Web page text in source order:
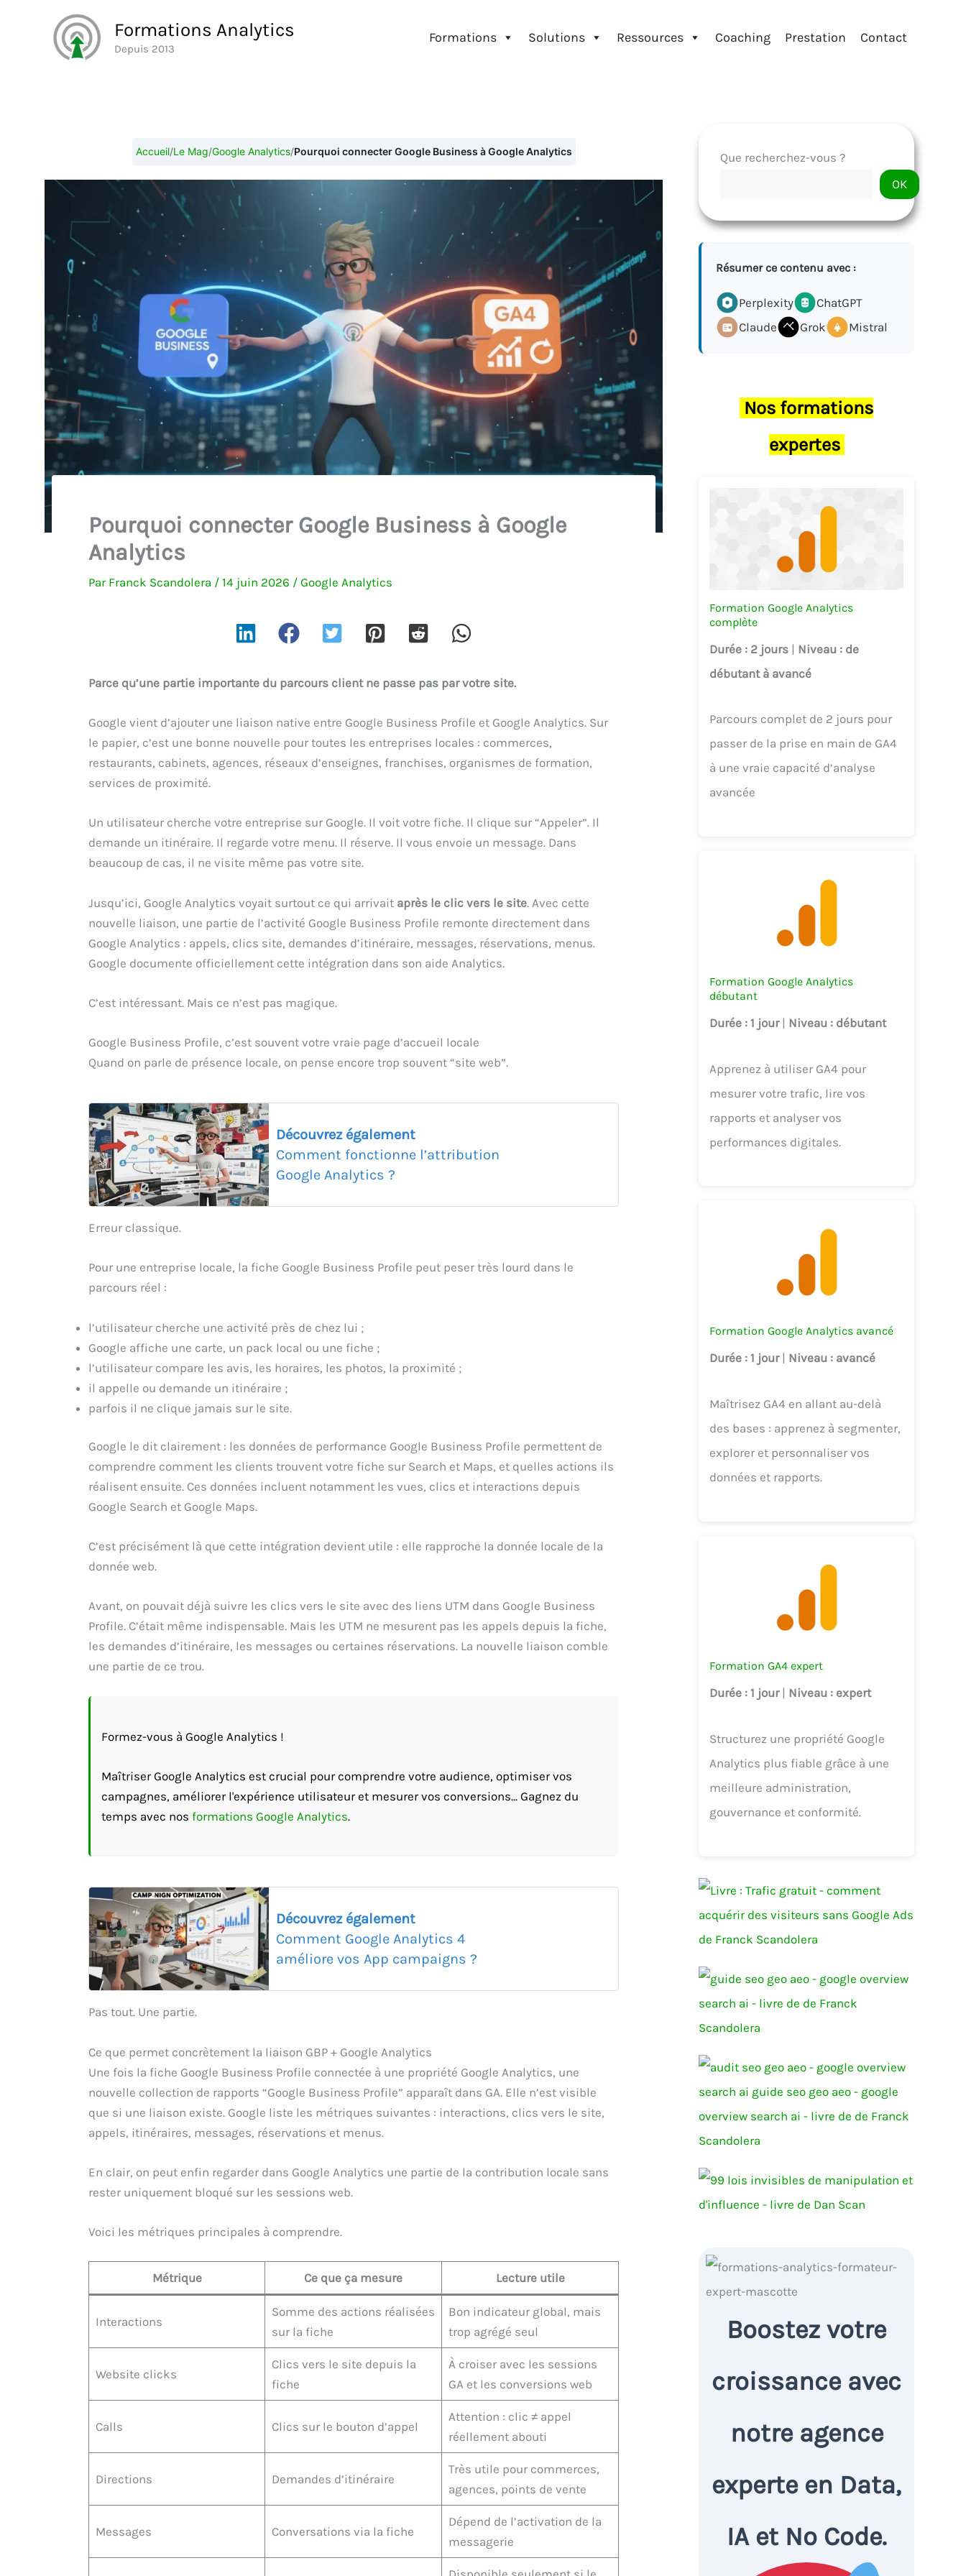
Formations Analytics
Depuis 2013
Formations Solutions Ressources Coaching Prestation Contact
Accueil/Le Mag/Google Analytics/Pourquoi connecter Google Business à Google Analytics
Pourquoi connecter Google Business à Google
Analytics
Par Franck Scandolera / 14 juin 2026 / Google Analytics
Parce qu’une partie importante du parcours client ne passe pas par votre site.
Google vient d’ajouter une liaison native entre Google Business Profile et Google Analytics. Sur
le papier, c’est une bonne nouvelle pour toutes les entreprises locales : commerces,
restaurants, cabinets, agences, réseaux d’enseignes, franchises, organismes de formation,
services de proximité.
Un utilisateur cherche votre entreprise sur Google. Il voit votre fiche. Il clique sur “Appeler”. Il
demande un itinéraire. Il regarde votre menu. Il réserve. Il vous envoie un message. Dans
beaucoup de cas, il ne visite même pas votre site.
Jusqu’ici, Google Analytics voyait surtout ce qui arrivait après le clic vers le site. Avec cette
nouvelle liaison, une partie de l’activité Google Business Profile remonte directement dans
Google Analytics : appels, clics site, demandes d’itinéraire, messages, réservations, menus.
Google documente officiellement cette intégration dans son aide Analytics.
C’est intéressant. Mais ce n’est pas magique.
Google Business Profile, c’est souvent votre vraie page d’accueil locale
Quand on parle de présence locale, on pense encore trop souvent “site web”.
Découvrez également
Comment fonctionne l’attribution
Google Analytics ?
Erreur classique.
Pour une entreprise locale, la fiche Google Business Profile peut peser très lourd dans le
parcours réel :
l’utilisateur cherche une activité près de chez lui ;
Google affiche une carte, un pack local ou une fiche ;
l’utilisateur compare les avis, les horaires, les photos, la proximité ;
il appelle ou demande un itinéraire ;
parfois il ne clique jamais sur le site.
Google le dit clairement : les données de performance Google Business Profile permettent de
comprendre comment les clients trouvent votre fiche sur Search et Maps, et quelles actions ils
réalisent ensuite. Ces données incluent notamment les vues, clics et interactions depuis
Google Search et Google Maps.
C’est précisément là que cette intégration devient utile : elle rapproche la donnée locale de la
donnée web.
Avant, on pouvait déjà suivre les clics vers le site avec des liens UTM dans Google Business
Profile. C’était même indispensable. Mais les UTM ne mesurent pas les appels depuis la fiche,
les demandes d’itinéraire, les messages ou certaines réservations. La nouvelle liaison comble
une partie de ce trou.
Formez-vous à Google Analytics !
Maîtriser Google Analytics est crucial pour comprendre votre audience, optimiser vos
campagnes, améliorer l'expérience utilisateur et mesurer vos conversions... Gagnez du
temps avec nos formations Google Analytics.
Découvrez également
Comment Google Analytics 4
améliore vos App campaigns ?
Pas tout. Une partie.
Ce que permet concrètement la liaison GBP + Google Analytics
Une fois la fiche Google Business Profile connectée à une propriété Google Analytics, une
nouvelle collection de rapports “Google Business Profile” apparaît dans GA. Elle n’est visible
que si une liaison existe. Google liste les métriques suivantes : interactions, clics vers le site,
appels, itinéraires, messages, réservations et menus.
En clair, on peut enfin regarder dans Google Analytics une partie de la contribution locale sans
rester uniquement bloqué sur les sessions web.
Voici les métriques principales à comprendre.
Métrique Ce que ça mesure Lecture utile
Interactions
Somme des actions réalisées
sur la fiche
Bon indicateur global, mais
trop agrégé seul
Website clicks
Clics vers le site depuis la
fiche
À croiser avec les sessions
GA et les conversions web
Calls Clics sur le bouton d’appel
Attention : clic ≠ appel
réellement abouti
Directions Demandes d’itinéraire
Très utile pour commerces,
agences, points de vente
Messages Conversations via la fiche
Dépend de l’activation de la
messagerie
Que recherchez-vous ?
OK
Résumer ce contenu avec :
Perplexity
ChatGPT
Claude
Grok Mistral
Nos formations
expertes
Formation Google Analytics
complète
Durée : 2 jours | Niveau : de
débutant à avancé
Parcours complet de 2 jours pour
passer de la prise en main de GA4
à une vraie capacité d’analyse
avancée
Formation Google Analytics
débutant
Durée : 1 jour | Niveau : débutant
Apprenez à utiliser GA4 pour
mesurer votre trafic, lire vos
rapports et analyser vos
performances digitales.
Formation Google Analytics avancé
Durée : 1 jour | Niveau : avancé
Maîtrisez GA4 en allant au-delà
des bases : apprenez à segmenter,
explorer et personnaliser vos
données et rapports.
Formation GA4 expert
Durée : 1 jour | Niveau : expert
Structurez une propriété Google
Analytics plus fiable grâce à une
meilleure administration,
gouvernance et conformité.
Boostez votre
croissance avec
notre agence
experte en Data,
IA et No Code.